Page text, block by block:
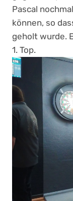
Pascal
können, so
geholt wurde.
1. Top.